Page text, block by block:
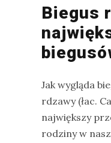
Biegus
Jak wygląda
rdzawy (łac.
największy
rodziny w